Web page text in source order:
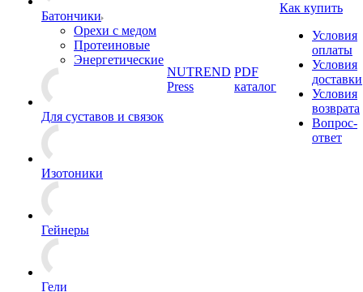
Батончики
Орехи с медом
Протеиновые
Энергетические
Для суставов и связок
Изотоники
Гейнеры
Гели
NUTREND
Press
PDF
каталог
Как купить
Условия
оплаты
Условия
доставки
Условия
возврата
Вопрос-
ответ